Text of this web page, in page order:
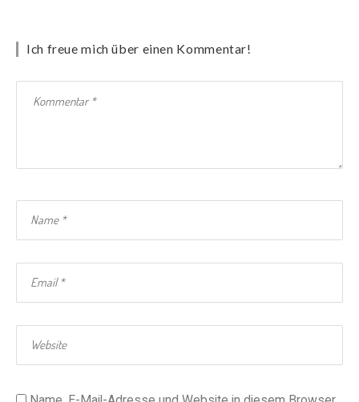
Ich freue mich über einen Kommentar!